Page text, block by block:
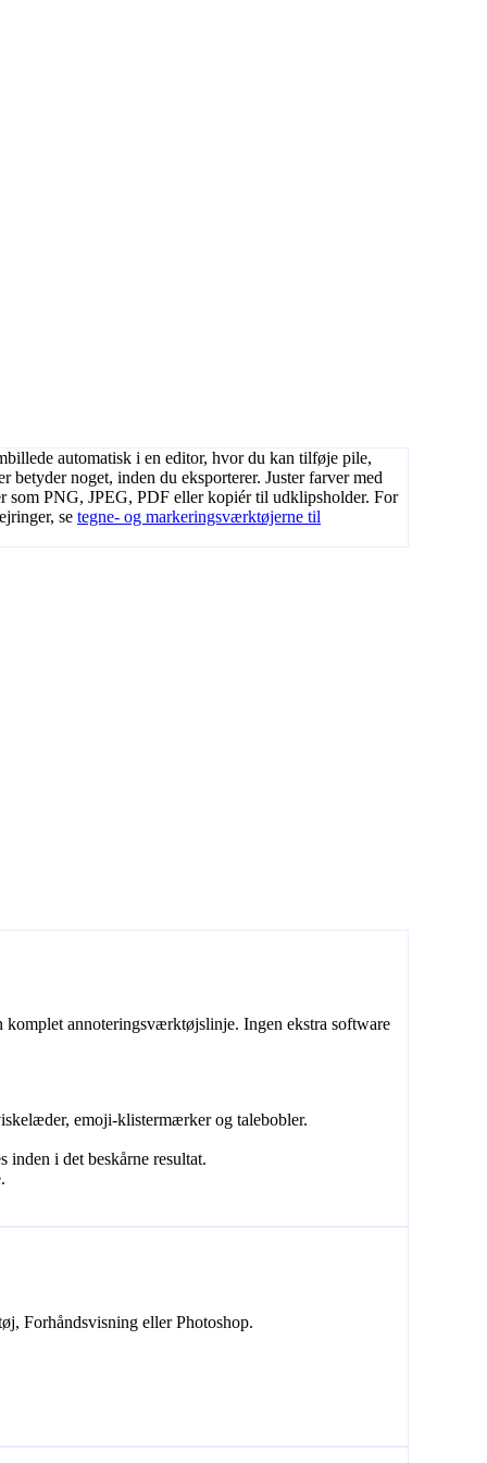
automatisk i en editor, hvor du kan tilføje pile,
noget, inden du eksporterer. Juster farver med
PNG, JPEG, PDF eller kopiér til udklipsholder. For
se tegne- og markeringsværktøjerne til
annoteringsværktøjslinje. Ingen ekstra software
emoji-klistermærker og talebobler.
i det beskårne resultat.
Forhåndsvisning eller Photoshop.